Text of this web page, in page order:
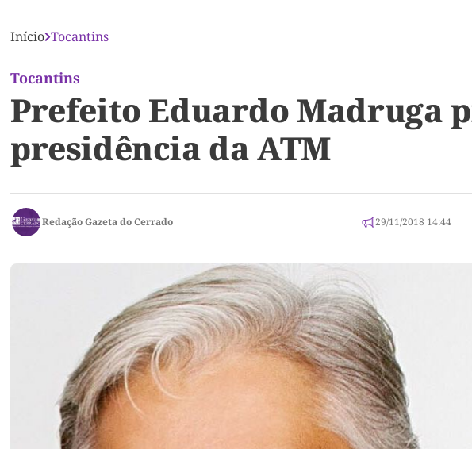
Início Tocantins
Tocantins
Prefeito Eduardo Madruga
presidência da ATM
Redação Gazeta do Cerrado 29/11/2018 14:44